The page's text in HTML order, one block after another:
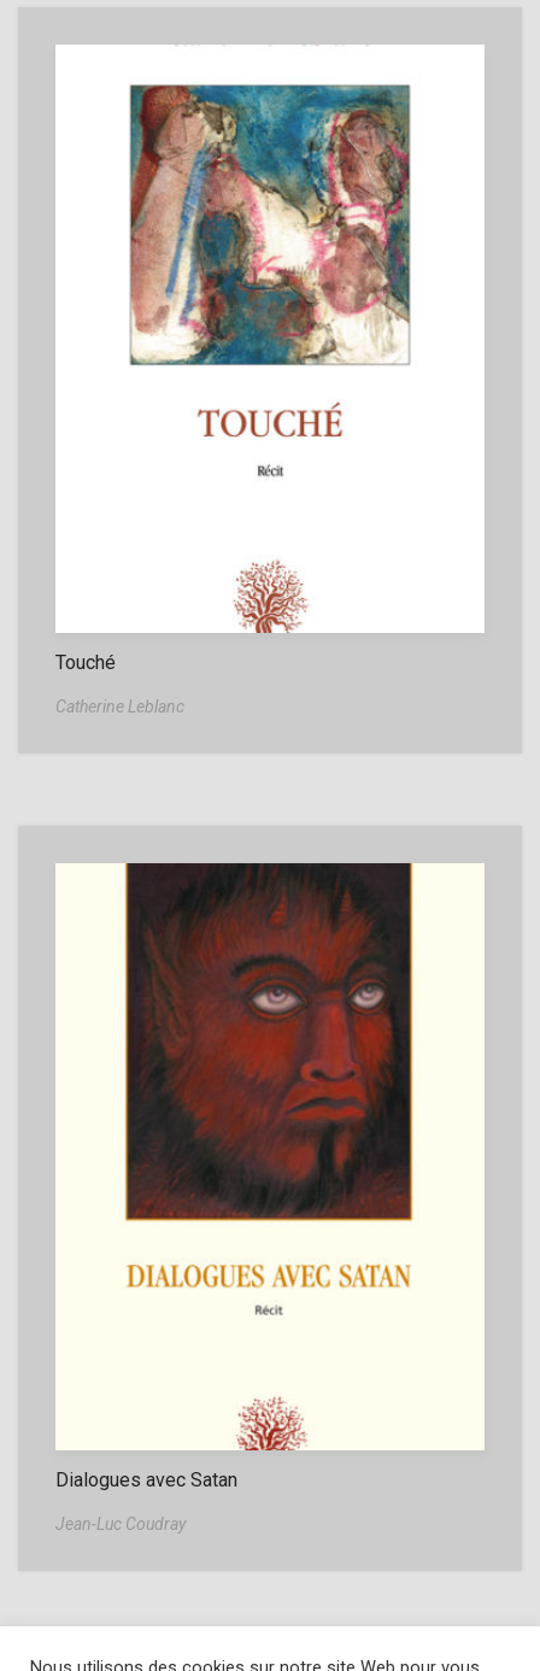
Touché
Catherine Leblanc
Dialogues avec Satan
Jean-Luc Coudray